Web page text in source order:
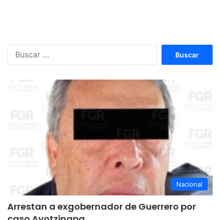
Nacional
Arrestan a exgobernador de Guerrero por